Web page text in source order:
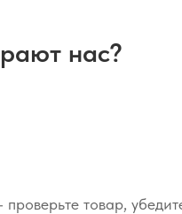
нас?
проверьте товар,